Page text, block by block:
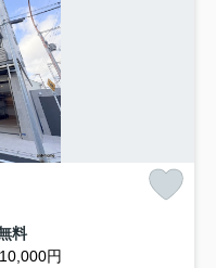
料
円